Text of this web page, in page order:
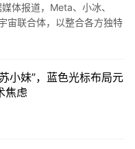
体报道，Meta、小冰、
宙联合体，以整合各方独特
，该联合体得到…
小妹”，蓝色光标布局元
焦虑